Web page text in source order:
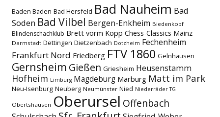
Baden Baden Bad Hersfeld Bad Nauheim Bad
Soden Bad Vilbel Bergen-Enkheim Biedenkopf
Blindenschachklub Brett vorm Kopp Chess-Classics Mainz
Darmstadt Dettingen Dietzenbach Dotzheim Fechenheim
Frankfurt Nord Friedberg FTV 1860 Gelnhausen
Gernsheim Gießen Griesheim Heusenstamm
Hofheim Limburg Magdeburg Marburg Matt im Park
Neu-Isenburg Neuberg Neumünster Nied Niederräder TG
Obertshausen Oberursel Offenbach